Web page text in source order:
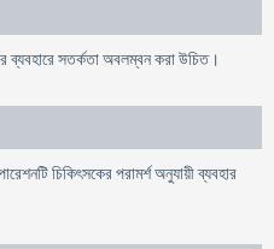
ব্যবহারে সতর্কতা অবলম্বন করা উচিত।
চিকিৎসকের পরামর্শ অনুযায়ী ব্যবহার